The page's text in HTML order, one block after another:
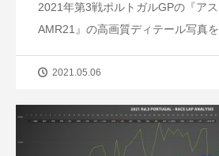
2021年第3戦ポルトガルGPの『ア
AMR21』の高画質ディテール写真を
2021.05.06